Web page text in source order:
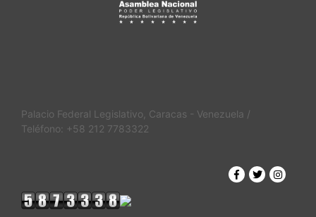
Palacio Federal Legislativo, Caracas - Venezuela /
Teléfono: +58 212 7783322